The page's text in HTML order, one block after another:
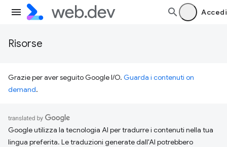
Accedi
Risorse
Grazie per aver seguito Google I/O. Guarda i contenuti on
demand.
Google utilizza la tecnologia AI per tradurre i contenuti nella tua
lingua preferita. Le traduzioni generate dall'AI potrebbero